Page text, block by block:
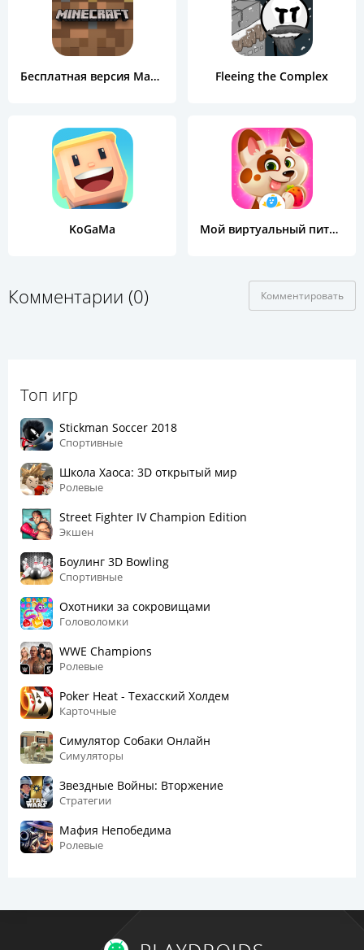
Бесплатная версия Майнкрафта Fleeing the Complex
KoGaMa Мой виртуальный питомец Duddu
Комментарии (0) Комментировать
Топ игр
Stickman Soccer 2018
Спортивные
Школа Хаоса: 3D открытый мир
Ролевые
Street Fighter IV Champion Edition
Экшен
Боулинг 3D Bowling
Спортивные
Охотники за сокровищами
Головоломки
WWE Champions
Ролевые
Poker Heat - Техасский Холдем
Карточные
Симулятор Собаки Онлайн
Симуляторы
Звездные Войны: Вторжение
Стратегии
Мафия Непобедима
Ролевые